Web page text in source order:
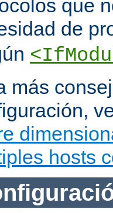
que
de
más
hosts